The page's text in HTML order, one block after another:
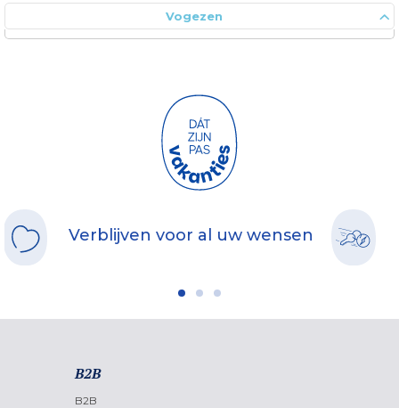
Vogezen
Verblijven voor al uw wensen
B2B
B2B